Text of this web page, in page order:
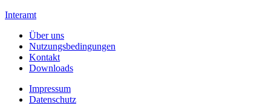
Interamt
Über uns
Nutzungsbedingungen
Kontakt
Downloads
Impressum
Datenschutz